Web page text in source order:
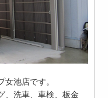
池店です。
、洗車、車検、板金